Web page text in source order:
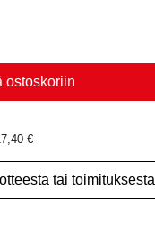
ostoskoriin
€
tai toimituksesta